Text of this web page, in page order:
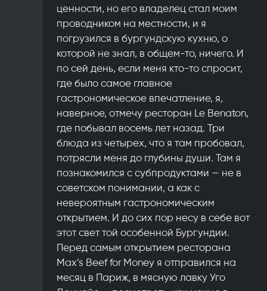
ценности, но его владелец стал моим
проводником на местности, и я
погрузился в бургундскую кухню, о
которой не знал, в общем-то, ничего. И
по сей день, если меня кто-то спросит,
где было самое главное
гастрономическое впечатление, я,
наверное, отмечу ресторан Le Benaton,
где побывал восемь лет назад. Три
блюда из четырех, что я там пробовал,
потрясли меня до глубины души. Там я
познакомился с субпродуктами — не в
советском понимании, а как с
невероятным гастрономическим
открытием. И до сих пор несу в себе вот
этот свет той особенной Бургундии.
Перед самым открытием ресторана
Max’s Beef for Money я отправился на
месяц в Париж, в мясную лавку Уго